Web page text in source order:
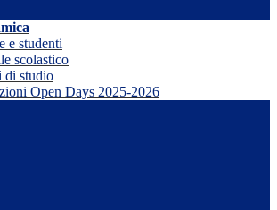
e studenti
scolastico
di studio
Open Days 2025-2026